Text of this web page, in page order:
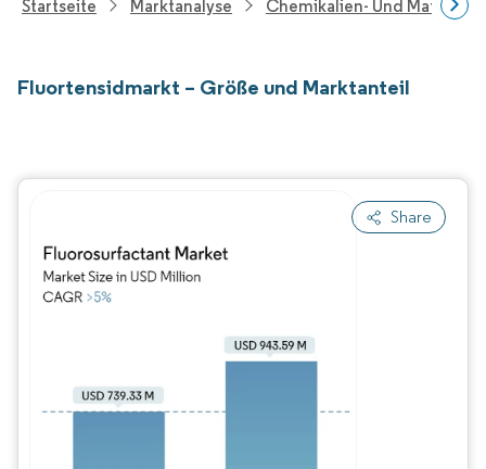
Startseite Marktanalyse Chemikalien- Und
Fluortensidmarkt – Größe und Marktanteil
Share